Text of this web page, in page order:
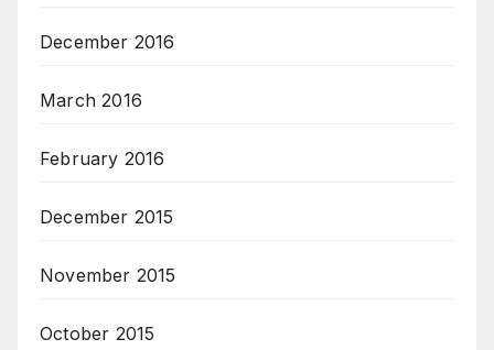
December 2016
March 2016
February 2016
December 2015
November 2015
October 2015